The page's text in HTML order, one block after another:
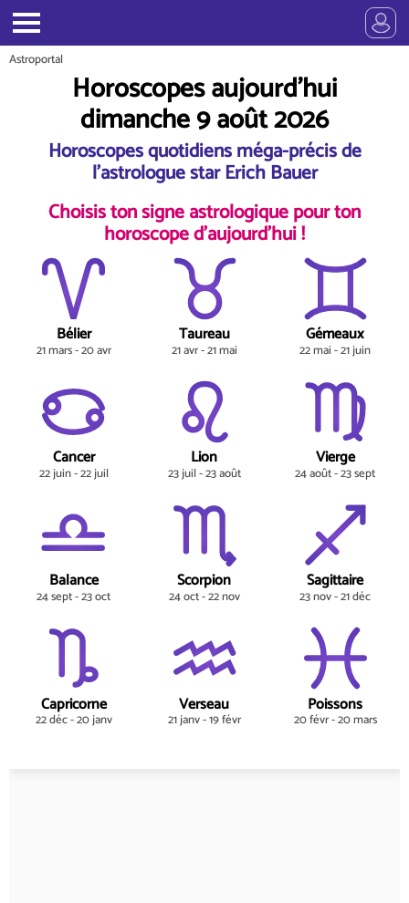
Astroportal
Horoscopes aujourd'hui
dimanche 9 août 2026
Horoscopes quotidiens méga-précis de
l'astrologue star Erich Bauer
Choisis ton signe astrologique pour ton
horoscope d'aujourd'hui !
Bélier
21 mars - 20 avr
Taureau
21 avr - 21 mai
Gémeaux
22 mai - 21 juin
Cancer
22 juin - 22 juil
Lion
23 juil - 23 août
Vierge
24 août - 23 sept
Balance
24 sept - 23 oct
Scorpion
24 oct - 22 nov
Sagittaire
23 nov - 21 déc
Capricorne
22 déc - 20 janv
Verseau
21 janv - 19 févr
Poissons
20 févr - 20 mars